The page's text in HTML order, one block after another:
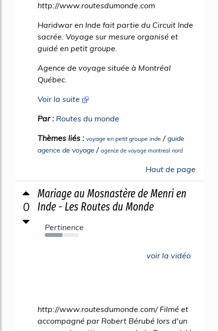
http://www.routesdumonde.com
Haridwar en Inde fait partie du Circuit Inde
sacrée. Voyage sur mesure organisé et
guidé en petit groupe.
Agence de voyage située à Montréal
Québec.
Voir la suite
Par : Routes du monde
Thèmes liés : voyage en petit groupe inde /guide
agence de voyage / agence de voyage montreal nord
Haut de page
0
Mariage au Mosnastère de Menri en
Inde - Les Routes du Monde
Pertinence
51%
voir la vidéo
http://www.routesdumonde.com/ Filmé et
accompagné par Robert Bérubé lors d'un